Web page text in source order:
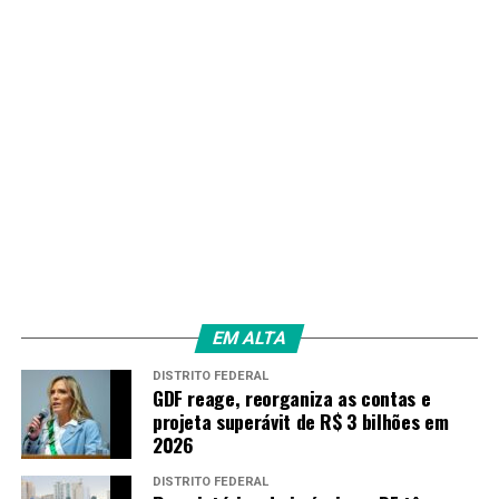
EM ALTA
DISTRITO FEDERAL
GDF reage, reorganiza as contas e
projeta superávit de R$ 3 bilhões em
2026
DISTRITO FEDERAL